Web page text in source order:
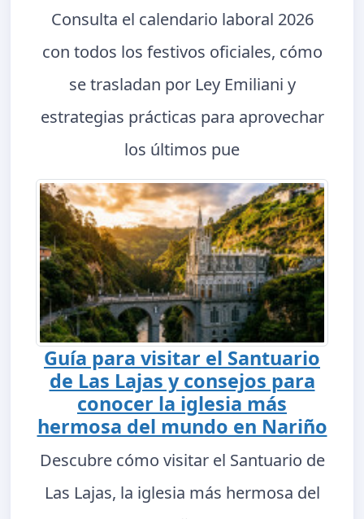
Consulta el calendario laboral 2026
con todos los festivos oficiales, cómo
se trasladan por Ley Emiliani y
estrategias prácticas para aprovechar
los últimos pue
Guía para visitar el Santuario
de Las Lajas y consejos para
conocer la iglesia más
hermosa del mundo en Nariño
Descubre cómo visitar el Santuario de
Las Lajas, la iglesia más hermosa del